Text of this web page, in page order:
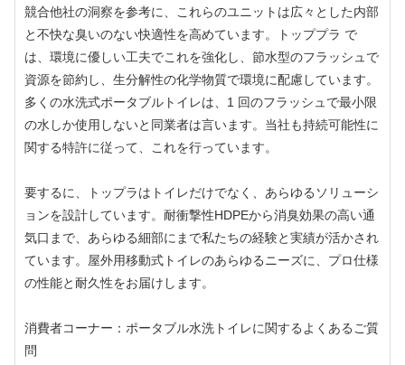
競合他社の洞察を参考に、これらのユニットは広々とした内部
と不快な臭いのない快適性を高めています。トッププラ で
は、環境に優しい工夫でこれを強化し、節水型のフラッシュで
資源を節約し、生分解性の化学物質で環境に配慮しています。
多くの水洗式ポータブルトイレは、1 回のフラッシュで最小限
の水しか使用しないと同業者は言います。当社も持続可能性に
関する特許に従って、これを行っています。
要するに、トップラはトイレだけでなく、あらゆるソリューシ
ョンを設計しています。耐衝撃性HDPEから消臭効果の高い通
気口まで、あらゆる細部にまで私たちの経験と実績が活かされ
ています。屋外用移動式トイレのあらゆるニーズに、プロ仕様
の性能と耐久性をお届けします。
消費者コーナー：ポータブル水洗トイレに関するよくあるご質
問